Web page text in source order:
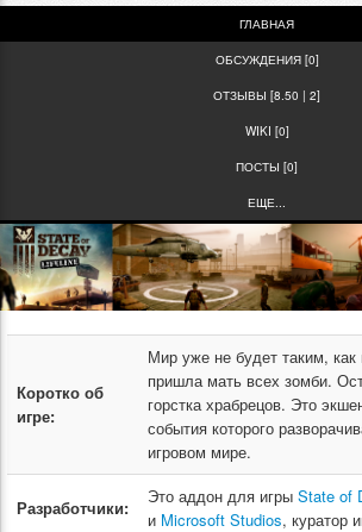
ГЛАВНАЯ
ОБСУЖДЕНИЯ [0]
ОТЗЫВЫ [8.50 | 2]
WIKI [0]
ПОСТЫ [0]
ЕЩЕ...
Коротко об
игре:
Мир уже не будет таким,
пришла мать всех зомби.
горстка храбрецов. Это
события которого
игровом мире.
Разработчики:
Это аддон для игры State of
и Microsoft Studios, куратор